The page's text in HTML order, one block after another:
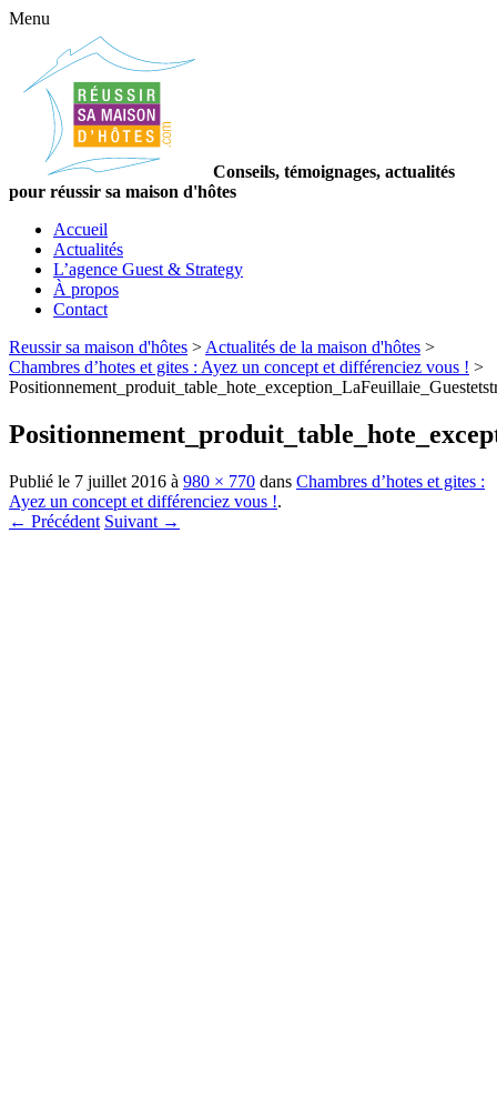
Menu
Conseils, témoignages, actualités
pour réussir sa maison d'hôtes
Accueil
Actualités
L’agence Guest & Strategy
À propos
Contact
Reussir sa maison d'hôtes > Actualités de la maison d'hôtes >
Chambres d’hotes et gites : Ayez un concept et différenciez vous ! >
Publié le 7 juillet 2016 à 980 × 770 dans Chambres d’hotes et gites :
Ayez un concept et différenciez vous !.
← Précédent Suivant →